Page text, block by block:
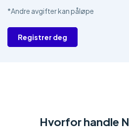
*Andre avgifter kan påløpe
Registrer deg
Hvorfor handle